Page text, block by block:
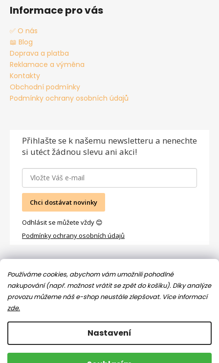
Používáme cookies, abychom vám umožnili pohodlné
nakupování (např. možnost vrátit se zpět do košíku). Díky analýze
provozu můžeme náš e-shop neustále zlepšovat. Více informací
zde.
Nastavení
Informace pro vás
✅ O nás
📖 Blog
Doprava a platba
Reklamace a výměna
Kontakty
Obchodní podmínky
Podmínky ochrany osobních údajů
Přihlašte se k našemu newsletteru a nenechte
si utéct žádnou slevu ani akci!
Chci dostávat novinky
Odhlásit se můžete vždy 😊
Podmínky ochrany osobních údajů
Facebook
Copyright 2026Jsem máma. Všechna práva vyhrazena.